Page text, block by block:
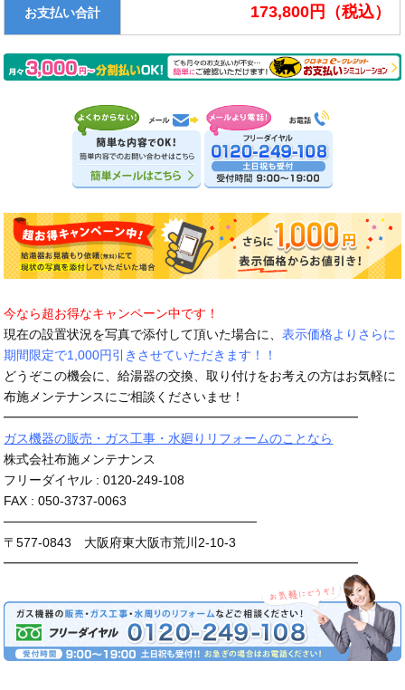
お支払い合計 173,800円（税込）
今なら超お得なキャンペーン中です！
現在の設置状況を写真で添付して頂いた場合に、表示価格よりさらに
期間限定で1,000円引きさせていただきます！！
どうぞこの機会に、給湯器の交換、取り付けをお考えの方はお気軽に
布施メンテナンスにご相談くださいませ！
━━━━━━━━━━━━━━━━━━━━━━━━━━━━
ガス機器の販売・ガス工事・水廻りリフォームのことなら
株式会社布施メンテナンス
フリーダイヤル : 0120-249-108
FAX : 050-3737-0063
────────────────────────────
〒577-0843 大阪府東大阪市荒川2-10-3
━━━━━━━━━━━━━━━━━━━━━━━━━━━━